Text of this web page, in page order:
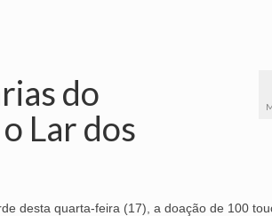
do
Lar dos
desta quarta-feira (17), a doação de 100